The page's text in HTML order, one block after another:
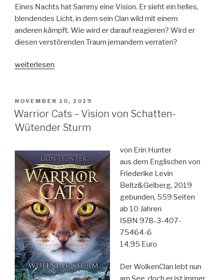
Eines Nachts hat Sammy eine Vision. Er sieht ein helles,
blendendes Licht, in dem sein Clan wild mit einem
anderen kämpft. Wie wird er darauf reagieren? Wird er
diesen verstörenden Traum jemandem verraten?
„Warrior
In
die
Wildnis“
weiterlesen
VERÖFFENTLICHT
AM
NOVEMBER 10, 2019
Warrior Cats – Vision von Schatten-
Wütender Sturm
von Erin Hunter
aus dem Englischen von
Friederike Levin
Beltz&Gelberg, 2019
gebunden, 559 Seiten
ab 10 Jahren
ISBN 978-3-407-
75464-6
14,95 Euro
Der WolkenClan lebt nun